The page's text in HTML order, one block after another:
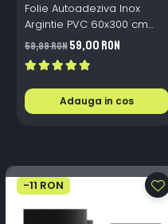
Folie Autoadeziva Inox
Argintie PVC 60x300 cm
Bucatarie Mobilier
59,99 RON59,00 RON
Adauga in cos
-11 RON